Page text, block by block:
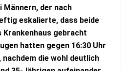
der nach
eskalierte, dass beide
gebracht
hatten gegen 16:30 Uhr
die wohl deutlich